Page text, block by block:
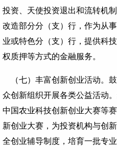
投资、天使投资退出和流转机
改造部分分（支）行，作为从
业或特色分（支）行，提供科
权质押等方式的金融服务。
（七）丰富创新创业活动。
众创新组织开展各类公益活动
中国农业科技创新创业大赛等
新创业大赛，为投资机构与创
全创业辅导制度，培育一批专